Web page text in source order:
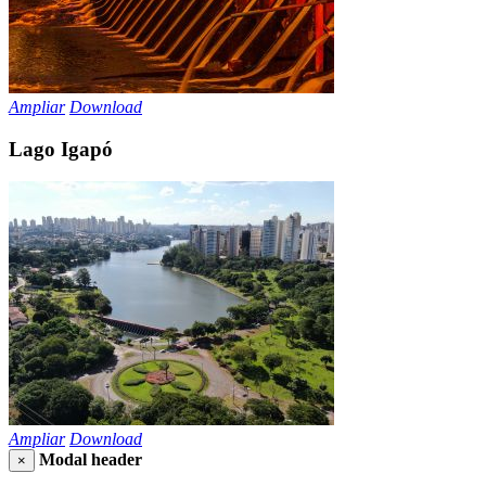
Ampliar Download
Lago Igapó
Ampliar Download
× Modal header